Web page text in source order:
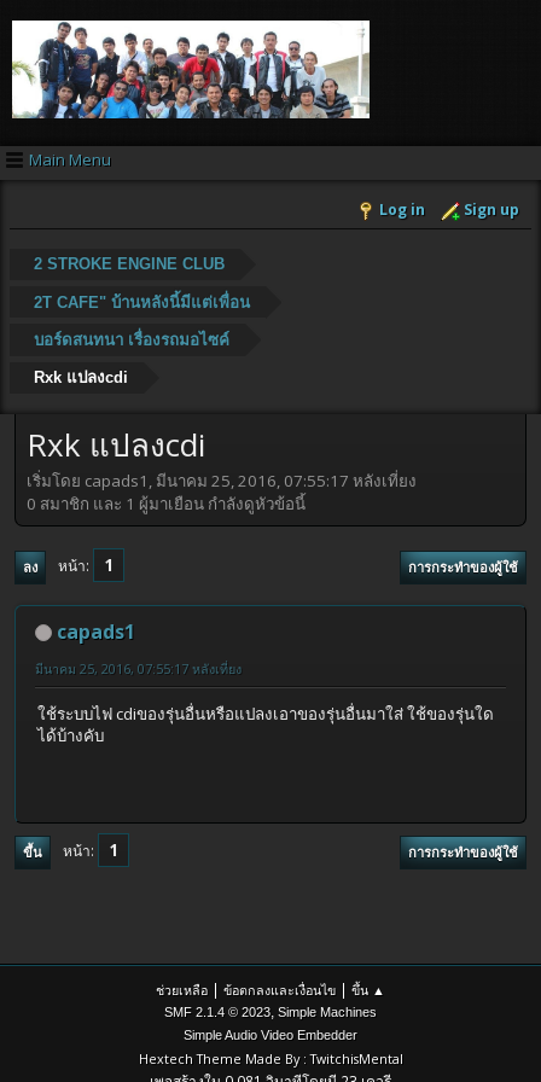
Main Menu
Log in Sign up
2 STROKE ENGINE CLUB
2T CAFE" บ้านหลังนี้มีแต่เพื่อน
บอร์ดสนทนา เรื่องรถมอไซค์
Rxk แปลงcdi
Rxk แปลงcdi
เริ่มโดย capads1, มีนาคม 25, 2016, 07:55:17 หลังเที่ยง
0 สมาชิก และ 1 ผู้มาเยือน กำลังดูหัวข้อนี้
ลง หน้า 1 การกระทำของผู้ใช้
capads1
มีนาคม 25, 2016, 07:55:17 หลังเที่ยง
ใช้ระบบไฟ cdiของรุ่นอื่นหรือแปลงเอาของรุ่นอื่นมาใส่ ใช้ของรุ่นใด
ได้บ้างคับ
ขึ้น หน้า 1 การกระทำของผู้ใช้
ช่วยเหลือ | ข้อตกลงและเงื่อนไข | ขึ้น ▲
SMF 2.1.4 © 2023, Simple Machines
Simple Audio Video Embedder
Hextech Theme Made By : TwitchisMental